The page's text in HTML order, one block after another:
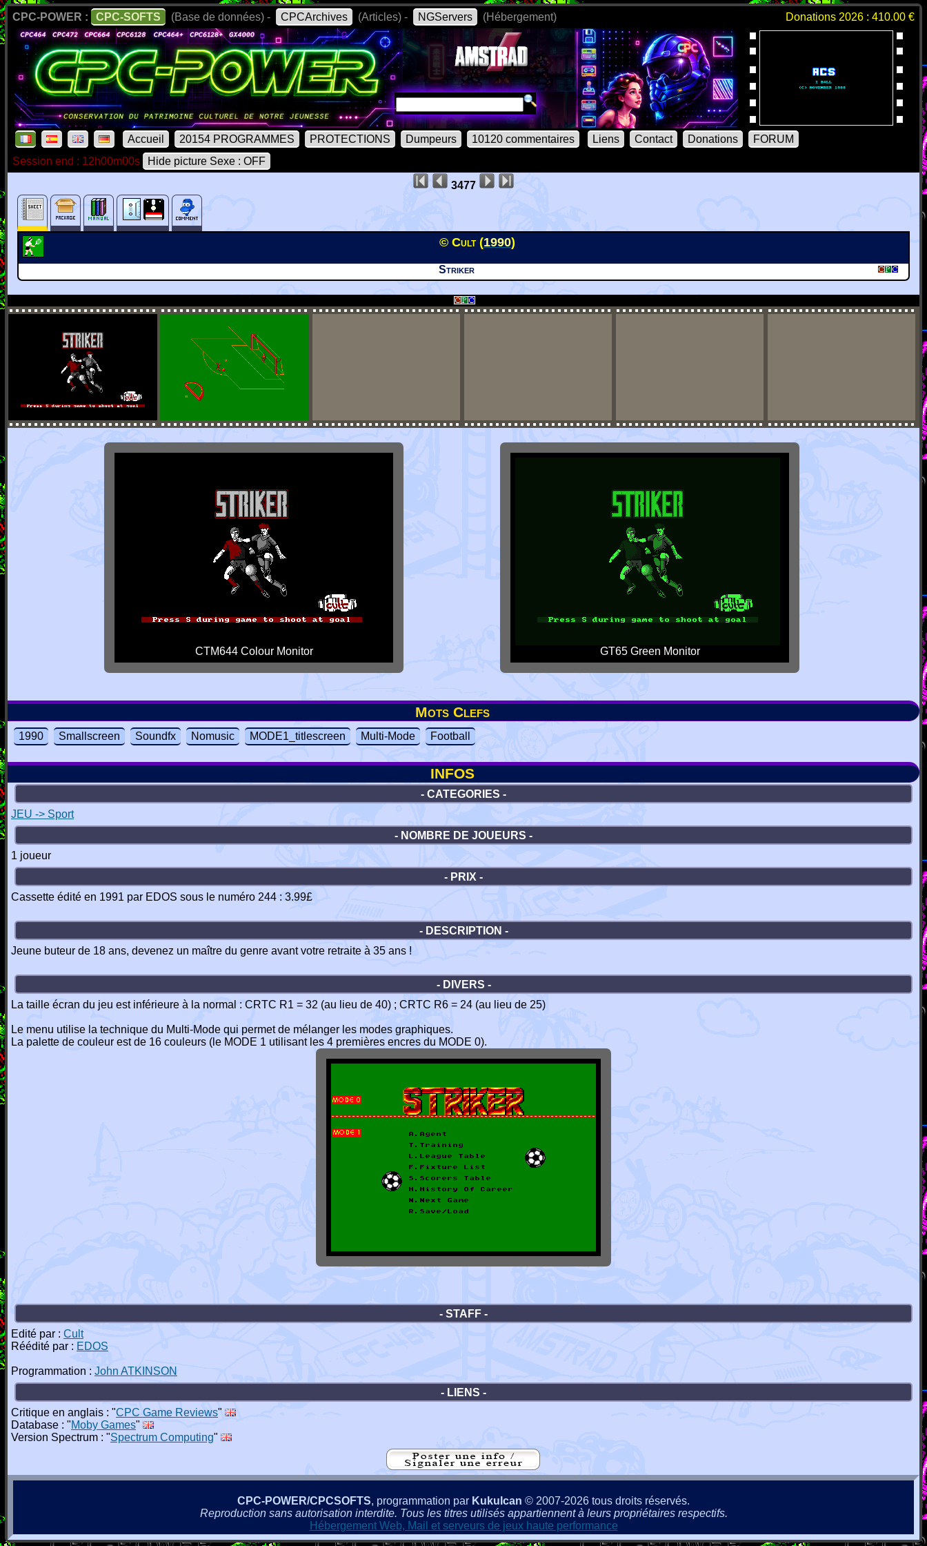
CPC-POWER : CPC-SOFTS (Base de données) - CPCArchives (Articles) - NGServers (Hébergement) Donations 2026 : 410.00 €
Accueil 20154 PROGRAMMES PROTECTIONS Dumpeurs 10120 commentaires Liens Contact Donations
FORUM
Session end : 12h00m00s
Hide picture Sexe : OFF
3477
© Cult (1990)
Striker
CTM644 Colour Monitor GT65 Green Monitor
Mots Clefs
1990 Smallscreen Soundfx Nomusic MODE1_titlescreen Multi-Mode Football
INFOS
- CATEGORIES -
JEU -> Sport
- NOMBRE DE JOUEURS -
1 joueur
- PRIX -
Cassette édité en 1991 par EDOS sous le numéro 244 : 3.99£
- DESCRIPTION -
Jeune buteur de 18 ans, devenez un maître du genre avant votre retraite à 35 ans !
- DIVERS -
La taille écran du jeu est inférieure à la normal : CRTC R1 = 32 (au lieu de 40) ; CRTC R6 = 24 (au lieu de 25)
Le menu utilise la technique du Multi-Mode qui permet de mélanger les modes graphiques.
La palette de couleur est de 16 couleurs (le MODE 1 utilisant les 4 premières encres du MODE 0).
- STAFF -
Edité par : Cult
Réédité par : EDOS
Programmation : John ATKINSON
- LIENS -
Critique en anglais : "CPC Game Reviews"
Database : "Moby Games"
Version Spectrum : "Spectrum Computing"
CPC-POWER/CPCSOFTS, programmation par Kukulcan © 2007-2026 tous droits réservés.
Reproduction sans autorisation interdite. Tous les titres utilisés appartiennent à leurs propriétaires respectifs.
Hébergement Web, Mail et serveurs de jeux haute performance